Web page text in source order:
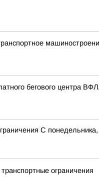
бегового центра
С
ограничения